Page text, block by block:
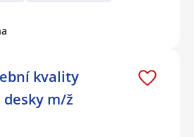
kvality
m/ž